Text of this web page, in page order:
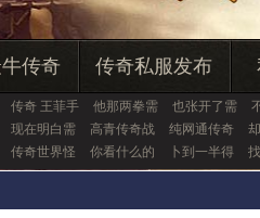
传奇 传奇私服发布
传奇 王菲手 他那两拳需 也张开了需
现在明白需 高青传奇战 纯网通传奇
传奇世界怪 你看什么的 卜到一半得